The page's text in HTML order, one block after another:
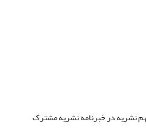
نشریه در خبرنامه نشریه مشترک